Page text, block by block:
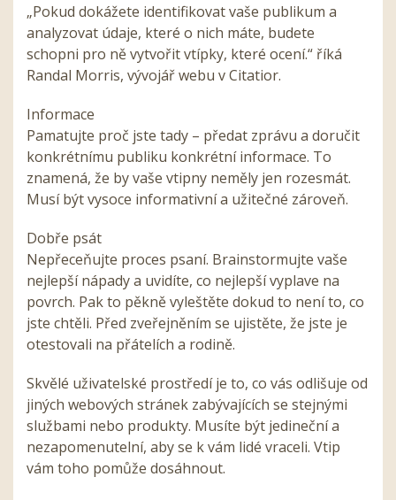
„Pokud dokážete identifikovat vaše publikum a
analyzovat údaje, které o nich máte, budete
schopni pro ně vytvořit vtípky, které ocení.“ říká
Randal Morris, vývojář webu v Citatior.
Informace
Pamatujte proč jste tady – předat zprávu a doručit
konkrétnímu publiku konkrétní informace. To
znamená, že by vaše vtipny neměly jen rozesmát.
Musí být vysoce informativní a užitečné zároveň.
Dobře psát
Nepřeceňujte proces psaní. Brainstormujte vaše
nejlepší nápady a uvidíte, co nejlepší vyplave na
povrch. Pak to pěkně vyleštěte dokud to není to, co
jste chtěli. Před zveřejněním se ujistěte, že jste je
otestovali na přátelích a rodině.
Skvělé uživatelské prostředí je to, co vás odlišuje od
jiných webových stránek zabývajících se stejnými
službami nebo produkty. Musíte být jedineční a
nezapomenutelní, aby se k vám lidé vraceli. Vtip
vám toho pomůže dosáhnout.